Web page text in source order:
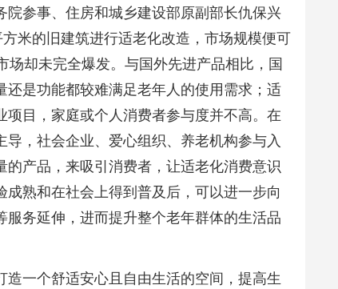
参事、住房和城乡建设部原副部长仇保兴
米的旧建筑进行适老化改造，市场规模便可
场却未完全爆发。与国外先进产品相比，国
还是功能都较难满足老年人的使用需求；适
目，家庭或个人消费者参与度并不高。在
，社会企业、爱心组织、养老机构参与入
产品，来吸引消费者，让适老化消费意识
熟和在社会上得到普及后，可以进一步向
务延伸，进而提升整个老年群体的生活品
一个舒适安心且自由生活的空间，提高生